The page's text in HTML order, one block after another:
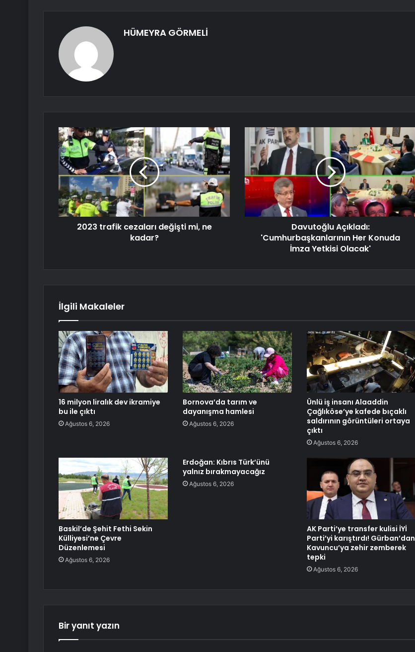
HÜMEYRA GÖRMELİ
2023 trafik cezaları değişti mi, ne
kadar?
Davutoğlu Açıkladı:
'Cumhurbaşkanlarının Her Konuda
İmza Yetkisi Olacak'
İlgili Makaleler
16 milyon liralık dev ikramiye
bu ile çıktı
Ağustos 6, 2026
Bornova’da tarım ve
dayanışma hamlesi
Ağustos 6, 2026
Ünlü iş insanı Alaaddin
Çağlıköse’ye kafede bıçaklı
saldırının görüntüleri ortaya
çıktı
Ağustos 6, 2026
Baskil’de Şehit Fethi Sekin
Külliyesi’ne Çevre
Düzenlemesi
Ağustos 6, 2026
Erdoğan: Kıbrıs Türk’ünü
yalnız bırakmayacağız
Ağustos 6, 2026
AK Parti’ye transfer kulisi İYİ
Parti’yi karıştırdı! Gürban’dan
Kavuncu’ya zehir zemberek
tepki
Ağustos 6, 2026
Bir yanıt yazın